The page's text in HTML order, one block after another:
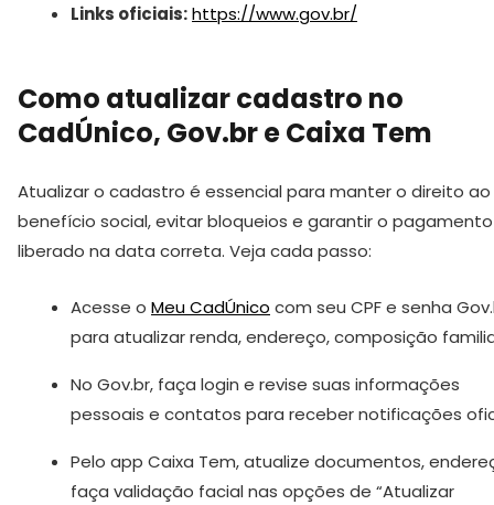
Links oficiais:https://www.gov.br/
Como atualizar cadastro no
CadÚnico, Gov.br e Caixa Tem
Atualizar o cadastro é essencial para manter o direito ao
benefício social, evitar bloqueios e garantir o pagamento
liberado na data correta. Veja cada passo:
Acesse o Meu CadÚnico com seu CPF e senha
para atualizar renda, endereço, composição
No Gov.br, faça login e revise suas informações
pessoais e contatos para receber notificações
Pelo app Caixa Tem, atualize documentos,
faça validação facial nas opções de “Atualizar